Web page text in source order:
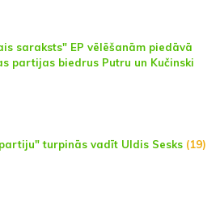
saraksts" EP vēlēšanām piedāvā
partijas biedrus Putru un Kučinski
turpinās vadīt Uldis Sesks (19)